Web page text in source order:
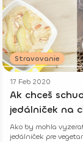
Stravovanie
17 Feb 2020
Ak chceš
jedálniček na
deň
Ako by mohla
jedálniček pre